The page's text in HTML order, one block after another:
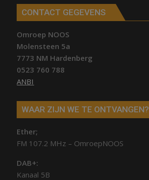
CONTACT GEGEVENS
Omroep NOOS
Molensteen 5a
7773 NM Hardenberg
0523 760 788
ANBI
WAAR ZIJN WE TE ONTVANGEN?
Ether;
FM 107.2 MHz – OmroepNOOS
DAB+:
Kanaal 5B